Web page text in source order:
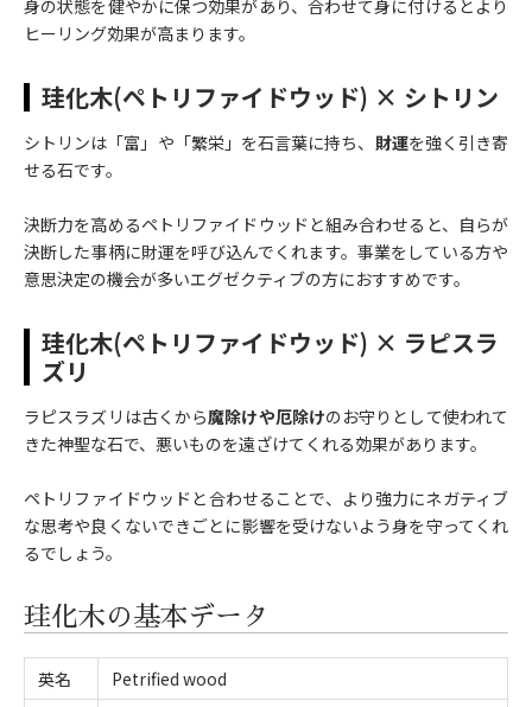
身の状態を健やかに保つ効果があり、合わせて身に付けるとより
ヒーリング効果が高まります。
珪化木(ペトリファイドウッド) × シトリン
シトリンは「富」や「繁栄」を石言葉に持ち、 財運を強く引き寄
せる石です。
決断力を高めるペトリファイドウッドと組み合わせると、自らが
決断した事柄に財運を呼び込んでくれます。事業をしている方や
意思決定の機会が多いエグゼクティブの方におすすめです。
珪化木(ペトリファイドウッド) × ラピスラ
ズリ
ラピスラズリは古くから魔除けや厄除けのお守りとして使われて
きた神聖な石で、悪いものを遠ざけてくれる効果があります。
ペトリファイドウッドと合わせることで、より強力にネガティブ
な思考や良くないできごとに影響を受けないよう身を守ってくれ
るでしょう。
珪化木の基本データ
英名
Petrified wood